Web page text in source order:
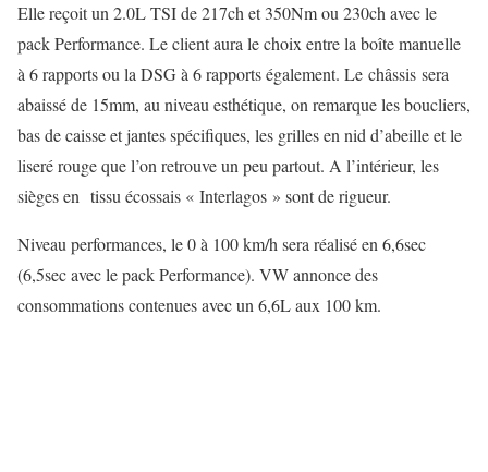
Elle reçoit un 2.0L TSI de 217ch et 350Nm ou 230ch avec le
pack Performance. Le client aura le choix entre la boîte manuelle
à 6 rapports ou la DSG à 6 rapports également. Le châssis sera
abaissé de 15mm, au niveau esthétique, on remarque les boucliers,
bas de caisse et jantes spécifiques, les grilles en nid d’abeille et le
liseré rouge que l’on retrouve un peu partout. A l’intérieur, les
sièges en tissu écossais « Interlagos » sont de rigueur.
Niveau performances, le 0 à 100 km/h sera réalisé en 6,6sec
(6,5sec avec le pack Performance). VW annonce des
consommations contenues avec un 6,6L aux 100 km.